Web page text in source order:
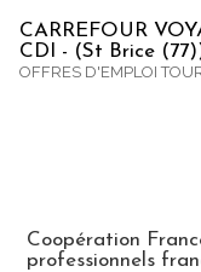
CARREFOUR
CDI - (St Brice
OFFRES D'EMPLOI
Coopération
professionnels